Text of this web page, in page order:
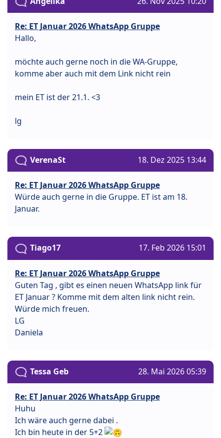
Re: ET Januar 2026 WhatsApp Gruppe
Hallo,
möchte auch gerne noch in die WA-Gruppe,
komme aber auch mit dem Link nicht rein
mein ET ist der 21.1. <3
lg
VerenaSt 18. Dez 2025 13:44
Re: ET Januar 2026 WhatsApp Gruppe
Würde auch gerne in die Gruppe. ET ist am 18.
Januar.
Tiago17 17. Feb 2026 15:01
Re: ET Januar 2026 WhatsApp Gruppe
Guten Tag , gibt es einen neuen WhatsApp link für
ET Januar ? Komme mit dem alten link nicht rein.
Würde mich freuen.
LG
Daniela
Tessa Geb 28. Mai 2026 05:39
Re: ET Januar 2026 WhatsApp Gruppe
Huhu
Ich wäre auch gerne dabei .
Ich bin heute in der 5+2